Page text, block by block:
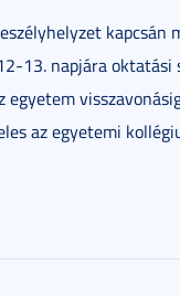
kapcsán
13. napjára
az egyetemi